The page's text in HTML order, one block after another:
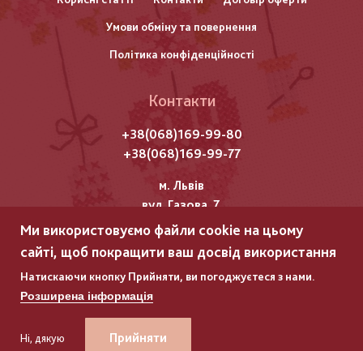
колонтитулу
Умови обміну та повернення
Політика конфіденційності
Контакти
+38(068)169-99-80
+38(068)169-99-77
м. Львів
вул. Газова, 7
Всі права захищені "Мережка"
Copyright © 2025
ГЛЯНЕЦЬ –РОЗРОБКА ІНТЕРНЕТ-МАГАЗИНІВ
ГЛЯНЕЦЬ –РОЗРОБКА ІНТЕРНЕТ-МАГАЗИНІВ
Ми використовуємо файли cookie на цьому
сайті, щоб покращити ваш досвід використання
Натискаючи кнопку Прийняти, ви погоджуєтеся з нами.
Розширена інформація
Ні, дякую Прийняти